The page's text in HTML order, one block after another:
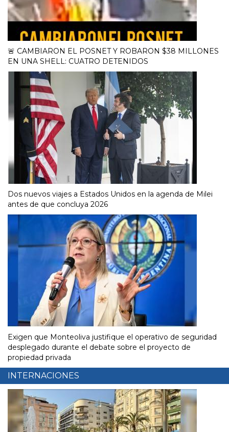
🚨 CAMBIARON EL POSNET Y ROBARON $38 MILLONES
EN UNA SHELL: CUATRO DETENIDOS
Dos nuevos viajes a Estados Unidos en la agenda de Milei
antes de que concluya 2026
Exigen que Monteoliva justifique el operativo de seguridad
desplegado durante el debate sobre el proyecto de
propiedad privada
INTERNACIONES